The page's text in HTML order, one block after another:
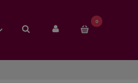
0
0